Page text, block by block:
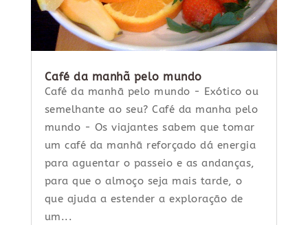
Café da manhã pelo mundo
Café da manhã pelo mundo - Exótico ou
semelhante ao seu? Café da manha pelo
mundo - Os viajantes sabem que tomar
um café da manhã reforçado dá energia
para aguentar o passeio e as andanças,
para que o almoço seja mais tarde, o
que ajuda a estender a exploração de
um...